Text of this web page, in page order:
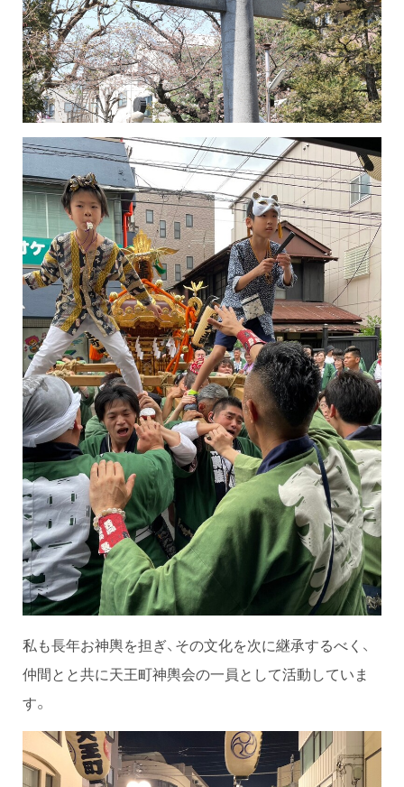
私も長年お神輿を担ぎ、その文化を次に継承するべく、
仲間とと共に天王町神輿会の一員として活動していま
す。